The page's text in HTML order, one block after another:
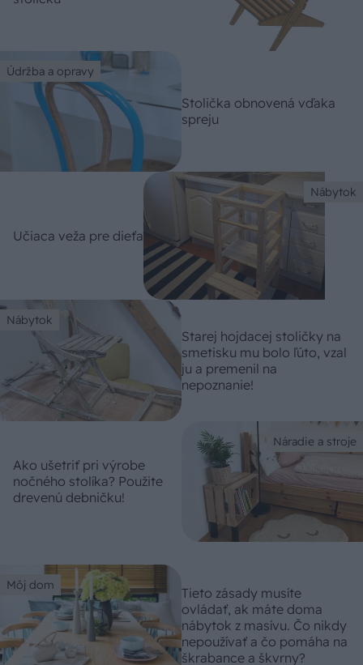
Údržba a opravy
Stolička obnovená vďaka
spreju
Nábytok
Učiaca veža pre dieťa
Nábytok
Starej hojdacej stoličky na
smetisku mu bolo ľúto, vzal
ju a premenil na
nepoznanie!
Náradie a stroje
Ako ušetriť pri výrobe
nočného stolíka? Použite
drevenú debničku!
Môj dom
Tieto zásady musíte
ovládať, ak máte doma
nábytok z masívu. Čo nikdy
nepoužívať a čo pomáha na
škrabance a škvrny?